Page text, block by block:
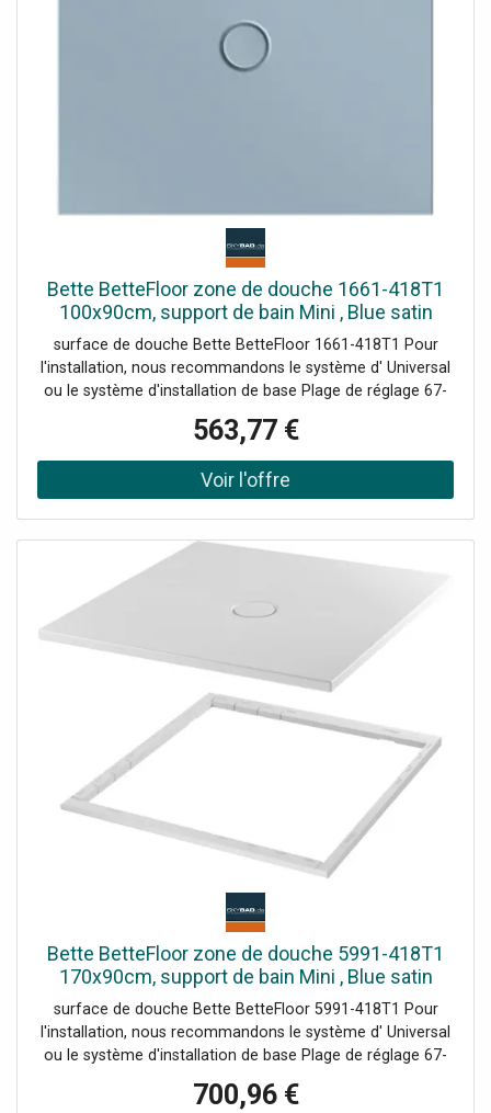
Bette BetteFloor zone de douche 1661-418T1
100x90cm, support de bain Mini , Blue satin
surface de douche Bette BetteFloor 1661-418T1 Pour
l'installation, nous recommandons le système d' Universal
ou le système d'installation de base Plage de réglage 67-
réglage 80-200 mm avec tapis anti-drones insonorisants
563,77 €
Bette BetteFloor zone de douche 5991-418T1
170x90cm, support de bain Mini , Blue satin
surface de douche Bette BetteFloor 5991-418T1 Pour
l'installation, nous recommandons le système d' Universal
ou le système d'installation de base Plage de réglage 67-
205 mm alternativement le système de pied Plage de
réglage 80-200 mm avec tapis anti-drones insonorisants
700,96 €